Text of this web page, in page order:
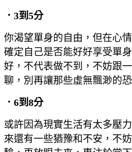
．3到5分
你渴望單身的自由，但在心
確定自己是否能好好享受單
好，不代表做不到，不妨跟
聊，別再讓那些虛無飄渺的
．6到8分
或許因為現實生活有太多壓
來還有一些猶豫和不安，不